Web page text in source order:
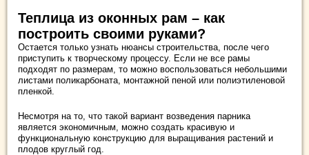
Теплица из оконных рам – как
построить своими руками?
Остается только узнать нюансы строительства, после чего
приступить к творческому процессу. Если не все рамы
подходят по размерам, то можно воспользоваться небольшими
листами поликарбоната, монтажной пеной или полиэтиленовой
пленкой.
Несмотря на то, что такой вариант возведения парника
является экономичным, можно создать красивую и
функциональную конструкцию для выращивания растений и
плодов круглый год.